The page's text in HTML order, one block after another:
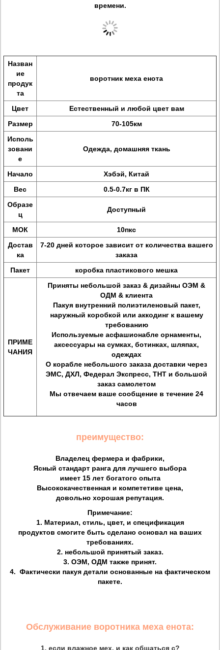
времени.
Назван
ие
продук
та
воротник меха енота
Цвет
Естественный и любой цвет вам
Размер
70-105км
Исполь
зовани
е
Одежда, домашняя ткань
Начало
Хэбэй, Китай
Вес
0.5-0.7кг в ПК
Образе
ц
Доступный
МОК
10пкс
Достав
ка
7-20 дней которое зависит от количества вашего
заказа
Пакет
коробка пластикового мешка
ПРИМЕ
ЧАНИЯ
Приняты небольшой заказ & дизайны ОЭМ &
ОДМ & клиента
Пакуя внутренний полиэтиленовый пакет,
наружный коробкой или аккодинг к вашему
требованию
Используемые асфашионабле орнаменты,
аксессуары на сумках, ботинках, шляпах,
одеждах
О корабле небольшого заказа доставки через
ЭМС, ДХЛ, Федерал Экспресс, ТНТ и большой
заказ самолетом
Мы отвечаем ваше сообщение в течение 24
часов
преимущество:
Владелец фермера и фабрики,
Ясный стандарт ранга для лучшего выбора
имеет 15 лет богатого опыта
Высококачественная и компететиве цена,
довольно хорошая репутация.
Примечание:
1. Материал, стиль, цвет, и спецификация
продуктов смогите быть сделано основал на ваших
требованиях.
2. небольшой принятый заказ.
3. ОЭМ, ОДМ также принят.
4. Фактически пакуя детали основанные на фактическом
пакете.
Обслуживание воротника меха енота:
1, если влажное мех, и как общаться с?